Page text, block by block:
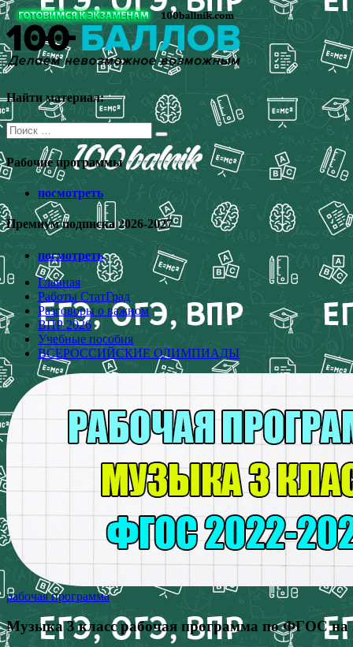
Перейти
к
содержимому
Найти материал:
Поиск
для:
Рабочие программы
посмотреть
Премиум подписка 2026-2027
посмотреть
Главная
Работы СтатГрад
Разговоры о важном
ВПР 2026
Учебные пособия
ВСЕРОССИЙСКИЕ ОЛИМПИАДЫ
рабочая программа
Музыка 3 класс рабочая программа по ФГОС на